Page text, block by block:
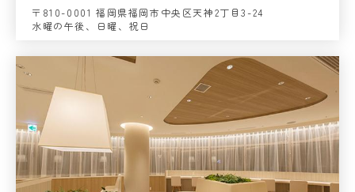
〒810-0001 福岡県福岡市中央区天神2丁目3-24
水曜の午後、日曜、祝日